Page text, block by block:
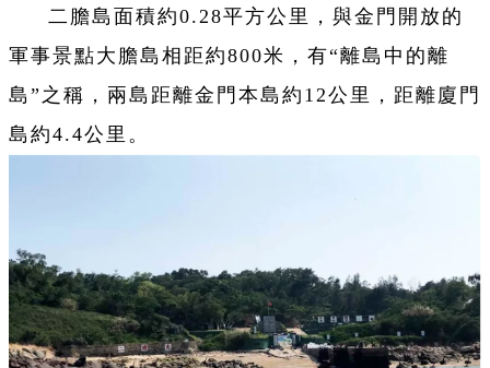
二膽島面積約0.28平方公里，與金門開放的
軍事景點大膽島相距約800米，有“離島中的離
島”之稱，兩島距離金門本島約12公里，距離廈門
島約4.4公里。